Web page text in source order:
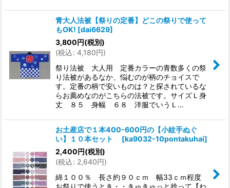
青大人法被【祭りの定番】どこの祭りで使って
もOK! [dai6629]
3,800円(税別)
(税込: 4,180円)
祭り法被 大人用 定番カラーの青数多くの祭
り法被があるなか、悩むのが柄のチョイスで
す。定番の柄で安いものは？と探されているな
らお薦めなのがこちらの法被です。サイズＬ身
丈 ８５ 身幅 ６８ 洋服でいうＬ…
お土産店で１本400-600円の【小紋手ぬぐ
い】１０本セット
[ka9032-10pontakuhai]
2,400円(税別)
(税込: 2,640円)
綿１００％ 長さ約９０ｃｍ 幅33ｃｍ程度
お祭りで使うとき・・きゅきゅっと捻って【ね